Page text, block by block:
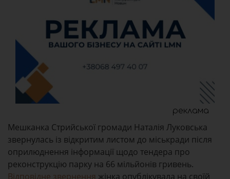
реклама
Мешканка Стрийської громади Наталія Луковська
звернулась із відкритим листом до міськради після
оприлюднення інформації щодо тендера про
реконструкцію парку на 66 мільйонів гривень.
Відповідне звернення жінка опублікувала на своїй